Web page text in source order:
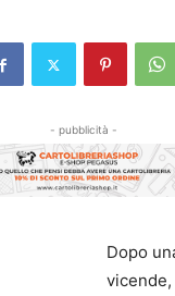
- pubblicità -
Dopo